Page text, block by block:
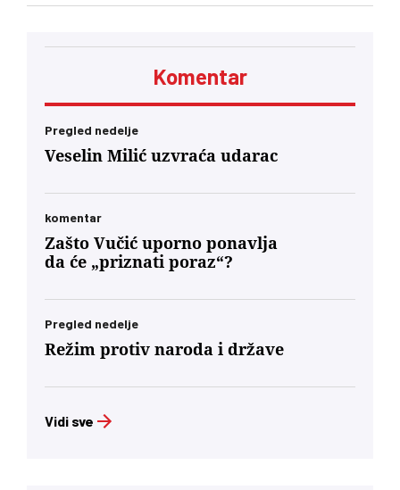
Komentar
Pregled nedelje
Veselin Milić uzvraća udarac
komentar
Zašto Vučić uporno ponavlja
da će „priznati poraz“?
Pregled nedelje
Režim protiv naroda i države
Vidi sve